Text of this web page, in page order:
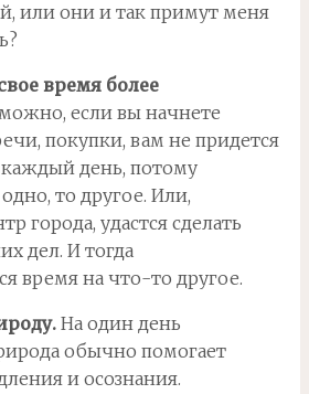
или они и так примут меня
время более
если вы начнете
покупки, вам не придется
каждый день, потому
то другое. Или,
города, удастся сделать
дел. И тогда
время на что-то другое.
На один день
обычно помогает
и осознания.